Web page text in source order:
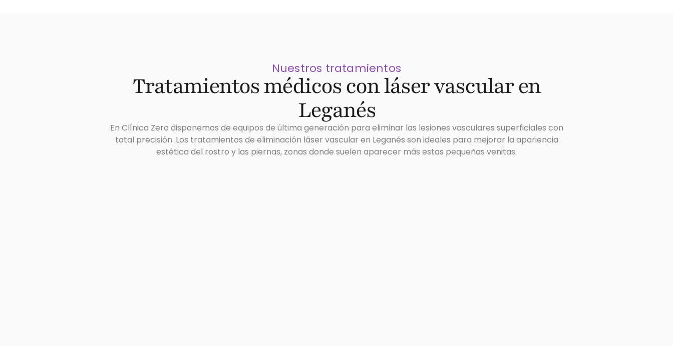
Nuestros tratamientos
Tratamientos médicos con láser vascular en
Leganés
En Clínica Zero disponemos de equipos de última generación para eliminar las lesiones vasculares superficiales con
total precisión. Los tratamientos de eliminación láser vascular en Leganés son ideales para mejorar la apariencia
estética del rostro y las piernas, zonas donde suelen aparecer más estas pequeñas venitas.